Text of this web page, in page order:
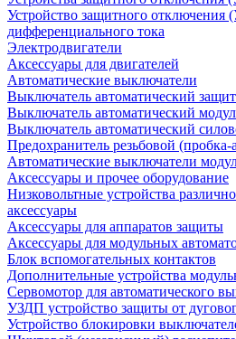
Устройство защитного отключения
дифференциального тока
Электродвигатели
Аксессуары для двигателей
Автоматические выключатели
Выключатель автоматический
Выключатель автоматический
Выключатель автоматический
Предохранитель резьбовой (пробка-
Автоматические выключатели
Аксессуары и прочее оборудование
Низковольтные устройства
аксессуары
Аксессуары для аппаратов защиты
Аксессуары для модульных
Блок вспомогательных контактов
Дополнительные устройства
Сервомотор для автоматического
УЗДП устройство защиты от
Устройство блокировки